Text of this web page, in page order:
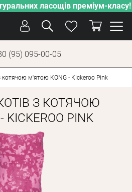
ласощів преміум-класу!
(95) 095-00-05
СОБАКИ
КОТИ
СПЕКИ
ВИРОБНИЦТВО
АКЦІЇ
котячою м'ятою KONG - Kickeroo Pink
З КОТЯЧОЮ
PINK